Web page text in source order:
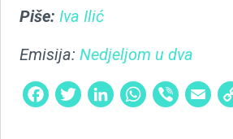
Piše: Iva Ilić
Emisija:Nedjeljom u dva
Facebook
Twitter
LinkedIn